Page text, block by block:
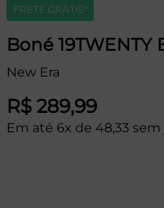
FRETE GRÁTIS*
Boné
New Era
R$ 289,99
Em até 6x de 48,33 sem